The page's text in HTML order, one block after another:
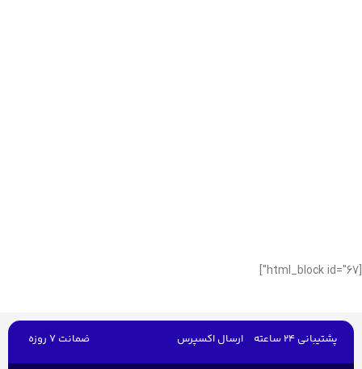
[html_block id="67"]
پشتیبانی 24 ساعته ارسال اکسپرس ضمانت 7 روزه